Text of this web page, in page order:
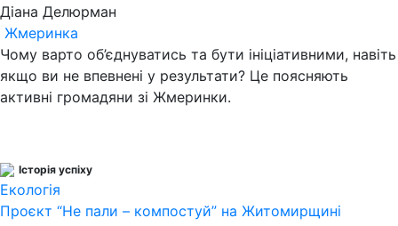
Діана Делюрман
Жмеринка
Чому варто об’єднуватись та бути ініціативними, навіть
якщо ви не впевнені у результати? Це поясняють
активні громадяни зі Жмеринки.
Історія успіху
Екологія
Проєкт “Не пали – компостуй” на Житомирщині